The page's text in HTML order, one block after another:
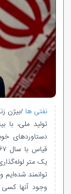
نفتی ها /بیژن
تولید ملی، با
یک متر
توانمند
وجود آنها